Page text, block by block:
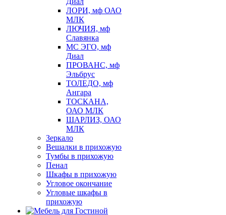
ЛОРИ, мф ОАО
МЛК
ЛЮЧИЯ, мф
Славянка
МС ЭГО, мф
Диал
ПРОВАНС, мф
Эльбрус
ТОЛЕДО, мф
Ангара
ТОСКАНА,
ОАО МЛК
ШАРЛИЗ, ОАО
МЛК
Зеркало
Вешалки в прихожую
Тумбы в прихожую
Пенал
Шкафы в прихожую
Угловое окончание
Угловые шкафы в
прихожую